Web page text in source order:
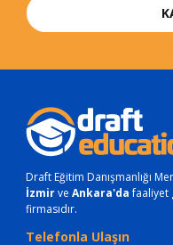
Draft Eğitim Danışmanlığı
İzmirve Ankara'dafaaliyet
firmasıdır.
Telefonla Ulaşın